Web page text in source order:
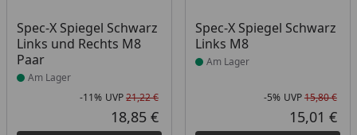
Spec-X Spiegel Schwarz
Links und Rechts M8
Paar
Produkt am Lager
Am Lager
Rabatt in Prozent
-11%
Ursprünglicher Preis
UVP21,22 €
Aktueller Preis
18,85 €
Spec-X Spiegel Schwarz
Links M8
Produkt am Lager
Am Lager
-5% UVP15,80 €
15,01 €